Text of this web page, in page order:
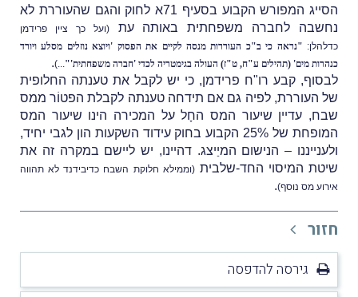
הסייג המפורש הקבוע בסעיף 71א לחוק והגם שהעוררת לא
נחשבה לחברה משפחתית באותה עת(ועל כך ציין פרידמן
כדלהלן: "נראה כי ב"כ העוררות מנסה לקיים את הפסוק 'ויוצא נוזלים מסלע ויורד
כנהרות מים' (תהילים ע"ח, ט"ז) העולה בגימטריה לכדי 'חברה משפחתית'"...)
.
לבסוף, קבע רו"ח פרידמן, כי יש לקבל את טענתה החלופית
של העוררת, לפיה גם אם תידחה טענתה לקבלת הפטוֹר ממס
שבח, עדיין שיעור המס החָל על המכירה הינו שיעור המס
המופחת של 25% הקבוע בחוק עידוד השקעות הון לגבי יחיד,
ולענייננו – הנישום המיַיצג. דהיינו, יש ליישם במקרה זה את
שיטת המיסוי החד-שלבית(וממילא חלוקת השבח כדיבידנד לא תהווה
אירוע מס נוסף).
חזור
גירסה להדפסה